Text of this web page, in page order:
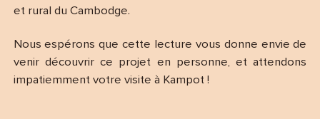
et rural du Cambodge.
Nous espérons que cette lecture vous donne envie de
venir découvrir ce projet en personne, et attendons
impatiemment votre visite à Kampot !